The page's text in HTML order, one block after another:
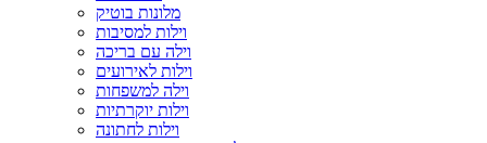
מלונות בוטיק
וילות למסיבות
וילה עם בריכה
וילות לאירועים
וילה למשפחות
וילות יוקרתיות
וילות לחתונה